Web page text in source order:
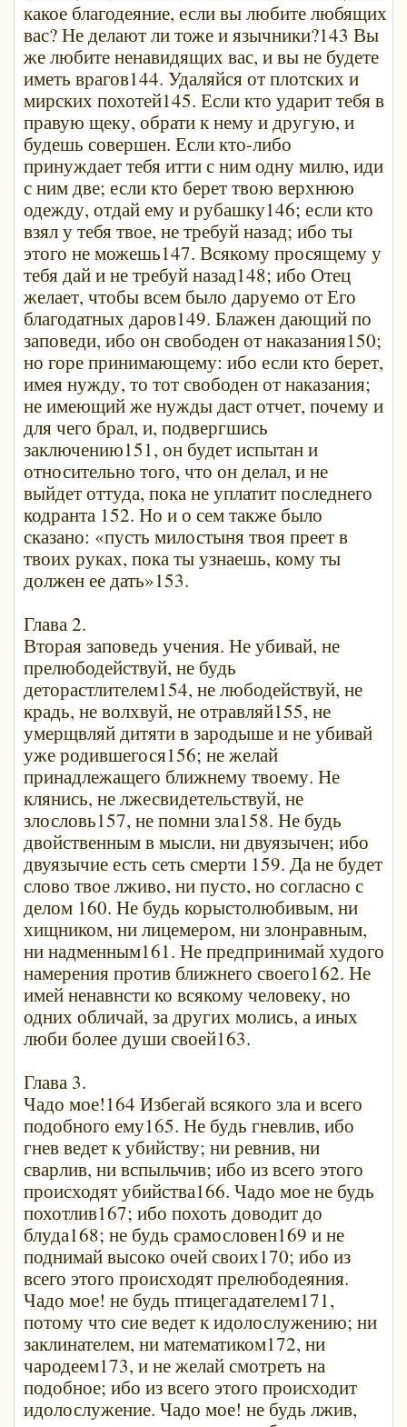
какое благодеяние, если вы любите любящих
вас? Не делают ли тоже и язычники?143 Вы
же любите ненавидящих вас, и вы не будете
иметь врагов144. Удаляйся от плотских и
мирских похотей145. Если кто ударит тебя в
правую щеку, обрати к нему и другую, и
будешь совершен. Если кто-либо
принуждает тебя итти с ним одну милю, иди
с ним две; если кто берет твою верхнюю
одежду, отдай ему и рубашку146; если кто
взял у тебя твое, не требуй назад; ибо ты
этого не можешь147. Всякому просящему у
тебя дай и не требуй назад148; ибо Отец
желает, чтобы всем было даруемо от Его
благодатных даров149. Блажен дающий по
заповеди, ибо он свободен от наказания150;
но горе принимающему: ибо если кто берет,
имея нужду, то тот свободен от наказания;
не имеющий же нужды даст отчет, почему и
для чего брал, и, подвергшись
заключению151, он будет испытан и
относительно того, что он делал, и не
выйдет оттуда, пока не уплатит последнего
кодранта 152. Но и о сем также было
сказано: «пусть милостыня твоя преет в
твоих руках, пока ты узнаешь, кому ты
должен ее дать»153.
Глава 2.
Вторая заповедь учения. Не убивай, не
прелюбодействуй, не будь
деторастлителем154, не любодействуй, не
крадь, не волхвуй, не отравляй155, не
умерщвляй дитяти в зародыше и не убивай
уже родившегося156; не желай
принадлежащего ближнему твоему. Не
клянись, не лжесвидетельствуй, не
злословь157, не помни зла158. Не будь
двойственным в мысли, ни двуязычен; ибо
двуязычие есть сеть смерти 159. Да не будет
слово твое лживо, ни пусто, но согласно с
делом 160. Не будь корыстолюбивым, ни
хищником, ни лицемером, ни злонравным,
ни надменным161. Не предпринимай худого
намерения против ближнего своего162. Не
имей ненавнсти ко всякому человеку, но
одних обличай, за других молись, а иных
люби более души своей163.
Глава 3.
Чадо мое!164 Избегай всякого зла и всего
подобного ему165. Не будь гневлив, ибо
гнев ведет к убийству; ни ревнив, ни
сварлив, ни вспыльчив; ибо из всего этого
происходят убийства166. Чадо мое не будь
похотлив167; ибо похоть доводит до
блуда168; не будь срамословен169 и не
поднимай высоко очей своих170; ибо из
всего этого происходят прелюбодеяния.
Чадо мое! не будь птицегадателем171,
потому что сие ведет к идолослужению; ни
заклинателем, ни математиком172, ни
чародеем173, и не желай смотреть на
подобное; ибо из всего этого происходит
идолослужение. Чадо мое! не будь лжив,